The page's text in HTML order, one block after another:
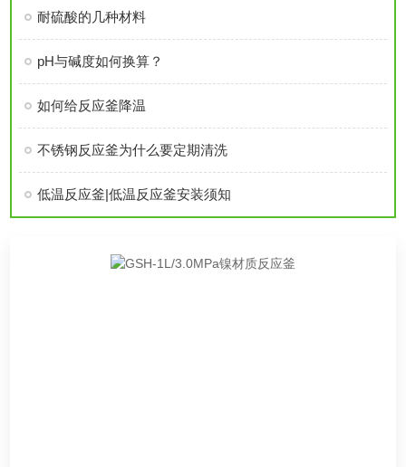
耐硫酸的几种材料
pH与碱度如何换算？
如何给反应釜降温
不锈钢反应釜为什么要定期清洗
低温反应釜|低温反应釜安装须知